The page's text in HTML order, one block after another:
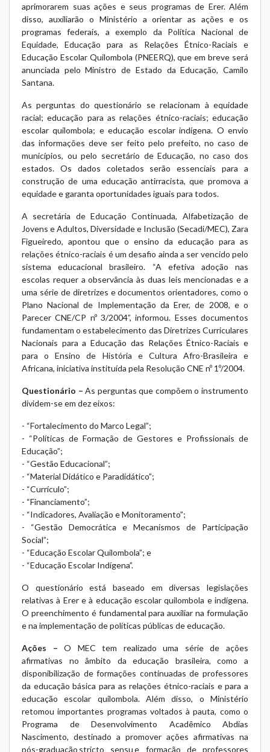
aprimorarem suas ações e seus programas de Erer. Além
disso, auxiliarão o Ministério a orientar as ações e os
programas federais, a exemplo da Política Nacional de
Equidade, Educação para as Relações Étnico-Raciais e
Educação Escolar Quilombola (PNEERQ), que em breve será
anunciada pelo Ministro de Estado da Educação, Camilo
Santana.
As perguntas do questionário se relacionam à equidade
racial; educação para as relações étnico-raciais; educação
escolar quilombola; e educação escolar indígena. O envio
das informações deve ser feito pelo prefeito, no caso de
municípios, ou pelo secretário de Educação, no caso dos
estados. Os dados coletados serão essenciais para a
construção de uma educação antirracista, que promova a
equidade e garanta oportunidades iguais para todos.
A secretária de Educação Continuada, Alfabetização de
Jovens e Adultos, Diversidade e Inclusão (Secadi/MEC), Zara
Figueiredo, apontou que o ensino da educação para as
relações étnico-raciais é um desafio ainda a ser vencido pelo
sistema educacional brasileiro. “A efetiva adoção nas
escolas requer a observância às duas leis mencionadas e a
uma série de diretrizes e documentos orientadores, como o
Plano Nacional de Implementação da Erer, de 2008, e o
Parecer CNE/CP nº 3/2004”, informou. Esses documentos
fundamentam o estabelecimento das Diretrizes Curriculares
Nacionais para a Educação das Relações Étnico-Raciais e
para o Ensino de História e Cultura Afro-Brasileira e
Africana, iniciativa instituída pela Resolução CNE nº 1º/2004.
Questionário – As perguntas que compõem o instrumento
dividem-se em dez eixos:
- “Fortalecimento do Marco Legal”;
- “Políticas de Formação de Gestores e Profissionais de
Educação”;
- “Gestão Educacional”;
- “Material Didático e Paradidático”;
- “Currículo”;
- “Financiamento”;
- “Indicadores, Avaliação e Monitoramento”;
- “Gestão Democrática e Mecanismos de Participação
Social”;
- “Educação Escolar Quilombola”; e
- “Educação Escolar Indígena”.
O questionário está baseado em diversas legislações
relativas à Erer e à educação escolar quilombola e indígena.
O preenchimento é fundamental para auxiliar na formulação
e na implementação de políticas públicas de educação.
Ações – O MEC tem realizado uma série de ações
afirmativas no âmbito da educação brasileira, como a
disponibilização de formações continuadas de professores
da educação básica para as relações étnico-raciais e para a
educação escolar quilombola. Além disso, o Ministério
retomou importantes programas voltados à pauta, como o
Programa de Desenvolvimento Acadêmico Abdias
Nascimento, destinado a promover ações afirmativas na
pós-graduação stricto sensu e formação de professores